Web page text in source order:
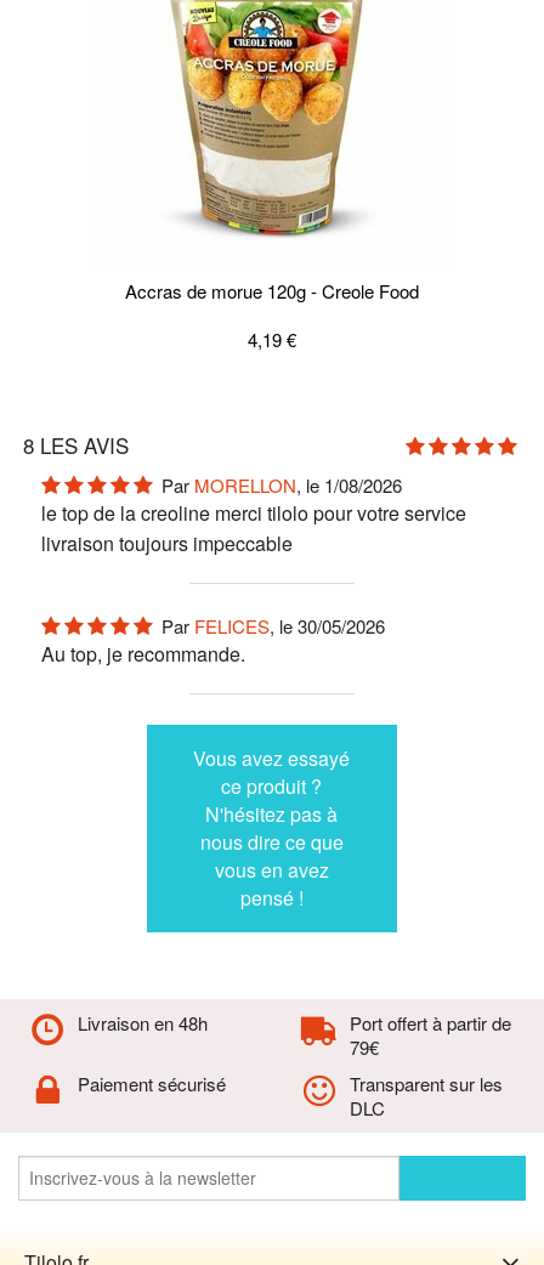
Accras de morue 120g - Creole Food
4,19 €
8LES AVIS
Par MORELLON, le 1/08/2026
le top de la creoline merci tilolo pour votre service
livraison toujours impeccable
Par FELICES, le 30/05/2026
Au top, je recommande.
Vous avez essayé
ce produit ?
N'hésitez pas à
nous dire ce que
vous en avez
pensé !
Livraison en 48h
Port offert à partir de
79€
Paiement sécurisé
Transparent sur les
DLC